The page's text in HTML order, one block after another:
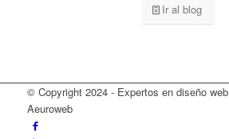
Ir al blog
© Copyright 2024 - Expertos en diseño
Aeuroweb